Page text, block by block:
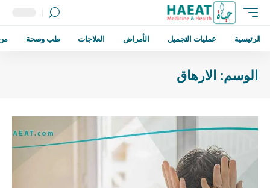
الرئيسية عمليات التجميل الأمراض العلاجات طب وصحة
الوسم: الارهاق